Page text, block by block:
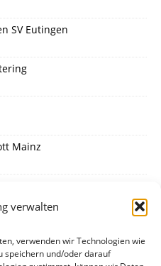
verwalten
verwenden wir Technologien wie
speichern und/oder darauf
SV Eutingen
Mainz